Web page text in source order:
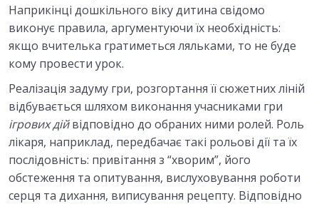
Наприкінці дошкільного віку дитина свідомо
виконує правила, аргументуючи їх необхідність:
якщо вчителька гратиметься ляльками, то не буде
кому провести урок.
Реалізація задуму гри, розгортання її сюжетних ліній
відбувається шляхом виконання учасниками гри
ігрових дійвідповідно до обраних ними ролей. Роль
лікаря, наприклад, передбачає такі рольові дії та їх
послідовність: привітання з “хворим”, його
обстеження та опитування, вислуховування роботи
серця та дихання, виписування рецепту. Відповідно